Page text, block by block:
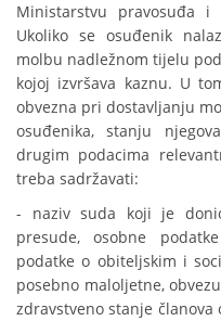
Ministarstvu pravosuđa
Ukoliko se osuđenik
molbu nadležnom tijelu
kojoj izvršava kaznu. U
obvezna pri dostavljanju
osuđenika, stanju
drugim podacima
treba sadržavati:
- naziv suda koji je
presude, osobne
podatke o obiteljskim i
posebno maloljetne,
zdravstveno stanje